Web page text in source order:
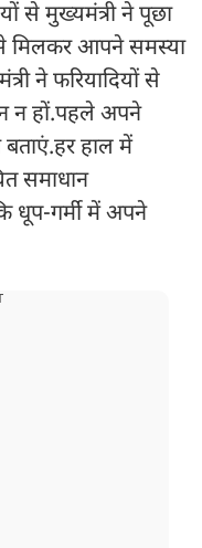
से मुख्यमंत्री ने पूछा
मिलकर आपने समस्या
ने फरियादियों से
न हों.पहले अपने
हाल में
समाधान
धूप-गर्मी में अपने